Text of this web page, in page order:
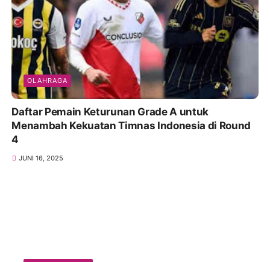
OLAHRAGA
Daftar Pemain Keturunan Grade A untuk
Menambah Kekuatan Timnas Indonesia di Round
4
JUNI 16, 2025